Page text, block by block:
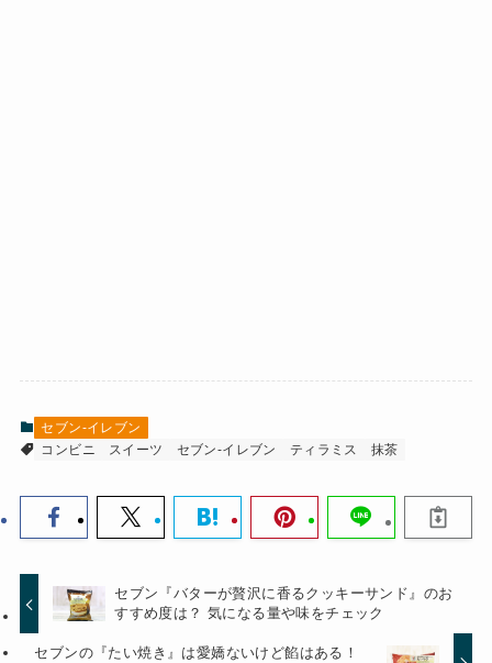
セブン-イレブン
コンビニ
スイーツ セブン-イレブン ティラミス 抹茶
セブン『バターが贅沢に香るクッキーサンド』のお
すすめ度は？ 気になる量や味をチェック
セブンの『たい焼き』は愛嬌ないけど餡はある！